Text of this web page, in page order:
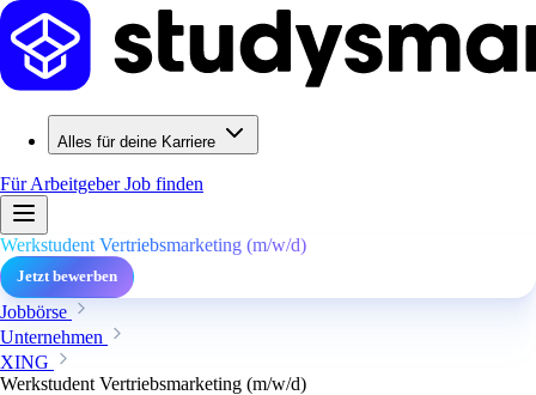
Alles für deine Karriere
Für ArbeitgeberJob finden
Werkstudent Vertriebsmarketing (m/w/d)
Jetzt bewerben
Jobbörse
Unternehmen
XING
Werkstudent Vertriebsmarketing (m/w/d)